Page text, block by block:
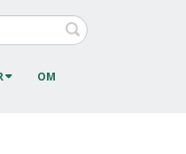
Search
OM